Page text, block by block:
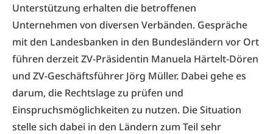
Unterstützung erhalten die betroffenen
Unternehmen von diversen Verbänden. Gespräche
mit den Landesbanken in den Bundesländern vor Ort
führen derzeit ZV-Präsidentin Manuela Härtelt-Dören
und ZV-Geschäftsführer Jörg Müller. Dabei gehe es
darum, die Rechtslage zu prüfen und
Einspruchsmöglichkeiten zu nutzen. Die Situation
stelle sich dabei in den Ländern zum Teil sehr